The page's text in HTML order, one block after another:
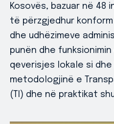
Kosovës, bazuar në 48
të përzgjedhur
dhe udhëzimeve
punën dhe
qeverisjes lokale si dhe
metodologjinë e
(TI) dhe në praktikat